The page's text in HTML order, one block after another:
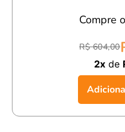
Moletinho
Peça versátil
Ideal para
Com aconjunto infantil
Compre
R$ 604,00
2x de